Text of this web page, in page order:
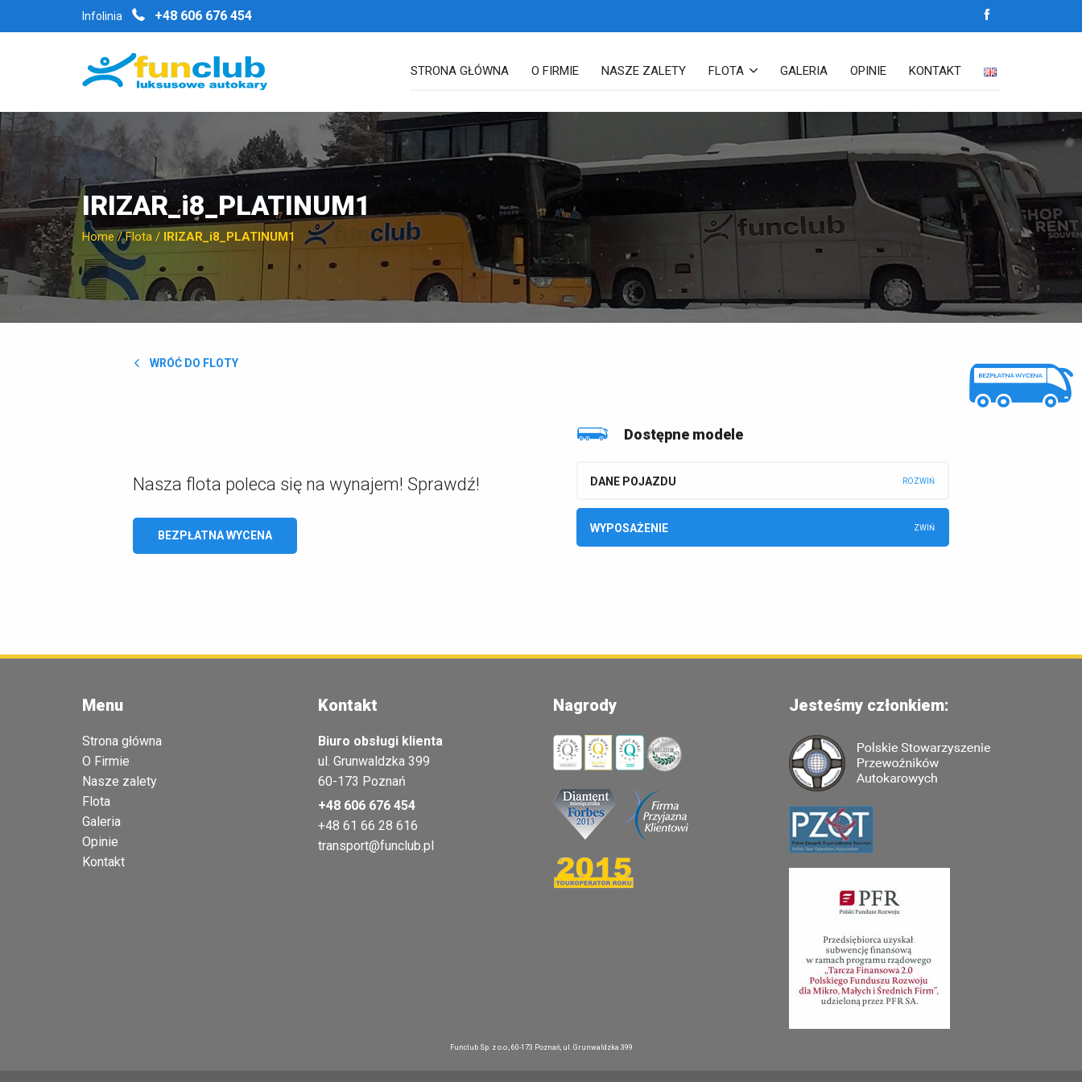
Infolinia +48 606 676 454
STRONA GŁÓWNA O FIRMIE NASZE ZALETY FLOTA GALERIA OPINIE KONTAKT
IRIZAR_i8_PLATINUM1
Home/Flota / IRIZAR_i8_PLATINUM1
WRÓĆ DO FLOTY
Nasza flota poleca się na wynajem! Sprawdź!
BEZPŁATNA WYCENA
Dostępne modele
DANE POJAZDU
WYPOSAŻENIE
Menu
Strona główna
O Firmie
Nasze zalety
Flota
Galeria
Opinie
Kontakt
Kontakt
Biuro obsługi klienta
ul. Grunwaldzka 399
60-173 Poznań
+48 606 676 454
+48 61 66 28 616
transport@funclub.pl
Nagrody Jesteśmy członkiem:
Funclub Sp. z o.o., 60-173 Poznań, ul. Grunwaldzka 399